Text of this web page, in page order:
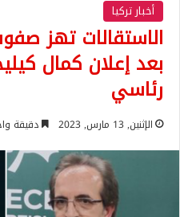
أخبار تركيا
الاستقالات تهز
بعد إعلان كمال
رئاسي
الإثنين, 13 مارس, 2023 دقيقة